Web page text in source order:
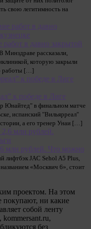
свою легитимность на
работ в давно закрытой
В Минздраве рассказали,
которую закрыли
работы […]
к победе в Лиге
Юнайтед" в финальном матче
испанский "Вильярреал"
а его тренер Унаи […]
млн рублей. Что можно
лифтбэк JAC Sehol A5 Plus,
«Москвич 6», стоит
проектом. На этом
покупают, ни какие
собой ленту
kommersant.ru,
без